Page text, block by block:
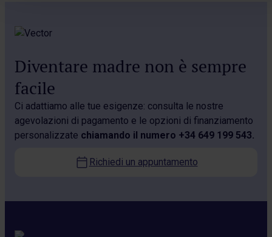
Diventare madre non è sempre
facile
Ci adattiamo alle tue esigenze: consulta le nostre
agevolazioni di pagamento e le opzioni di finanziamento
personalizzate chiamando il numero +34 649 199 543.
Richiedi un appuntamento